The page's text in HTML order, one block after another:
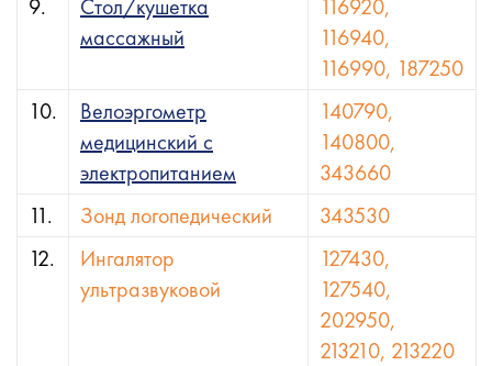
9.
Стол/кушетка
массажный
116920,
116940,
116990, 187250
10.
Велоэргометр
медицинский с
электропитанием
140790,
140800,
343660
11.
Зонд логопедический
343530
12.
Ингалятор
ультразвуковой
127430,
127540,
202950,
213210, 213220